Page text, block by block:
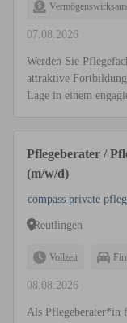
07.08.2026
Werden Sie
attraktive
Lage in einem
Pflegeberater /
(m/w/d)
compass private
Reutlingen
Vollzeit
08.08.2026
Als Pflegeberater*in